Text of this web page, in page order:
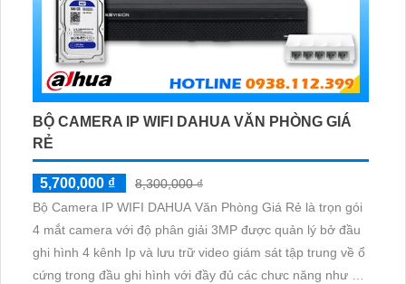
BỘ CAMERA IP WIFI DAHUA VĂN PHÒNG GIÁ
RẺ
5,700,000 ₫
8,300,000 ₫
Bộ Camera IP WIFI DAHUA Văn Phòng Giá Rẻ là trọn gói
4 mắt camera với độ phân giải 3MP được quản lý bở đầu
ghi hình 4 kênh Ip và lưu trữ video giám sát tập trung về ổ
cứng trong đầu ghi hình với đầy đủ các chưc năng như AI